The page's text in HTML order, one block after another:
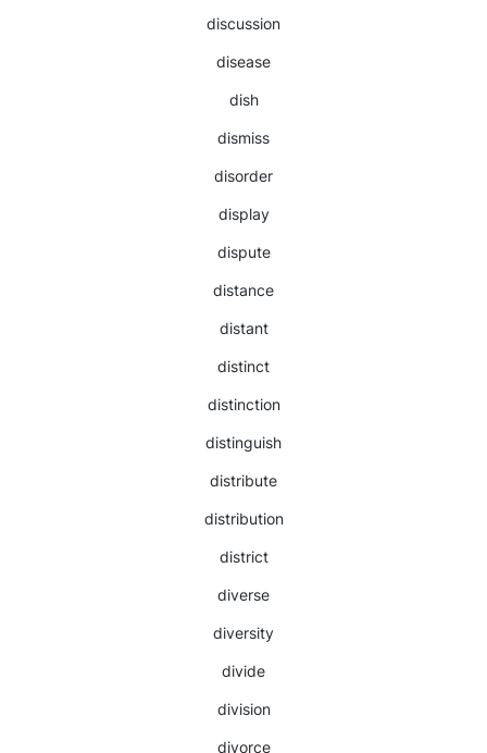
discussion
disease
dish
dismiss
disorder
display
dispute
distance
distant
distinct
distinction
distinguish
distribute
distribution
district
diverse
diversity
divide
division
divorce